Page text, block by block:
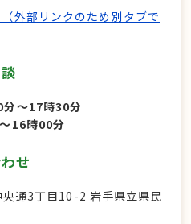
外部リンクのため別タブで
分～17時30分
16時00分
せ
通3丁目10-2 岩手県立県民